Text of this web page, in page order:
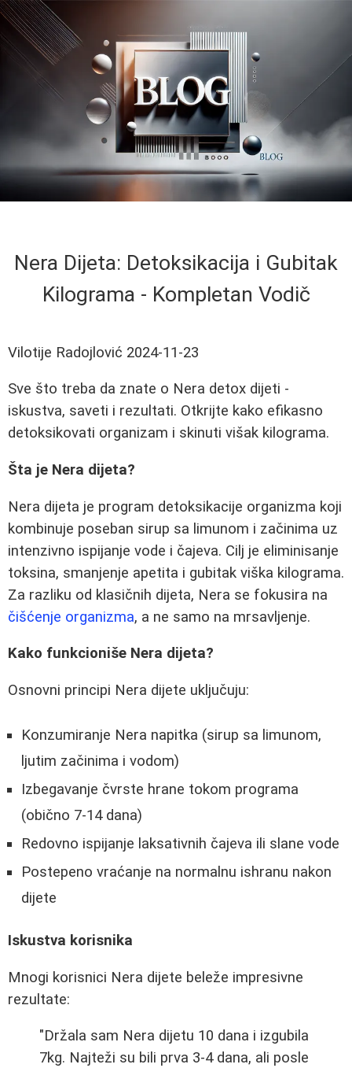
Nera Dijeta: Detoksikacija i Gubitak
Kilograma - Kompletan Vodič
Vilotije Radojlović 2024-11-23
Sve što treba da znate o Nera detox dijeti -
iskustva, saveti i rezultati. Otkrijte kako efikasno
detoksikovati organizam i skinuti višak kilograma.
Šta je Nera dijeta?
Nera dijeta je program detoksikacije organizma koji
kombinuje poseban sirup sa limunom i začinima uz
intenzivno ispijanje vode i čajeva. Cilj je eliminisanje
toksina, smanjenje apetita i gubitak viška kilograma.
Za razliku od klasičnih dijeta, Nera se fokusira na
čišćenje organizma, a ne samo na mrsavljenje.
Kako funkcioniše Nera dijeta?
Osnovni principi Nera dijete uključuju:
Konzumiranje Nera napitka (sirup sa limunom,
ljutim začinima i vodom)
Izbegavanje čvrste hrane tokom programa
(obično 7-14 dana)
Redovno ispijanje laksativnih čajeva ili slane vode
Postepeno vraćanje na normalnu ishranu nakon
dijete
Iskustva korisnika
Mnogi korisnici Nera dijete beleže impresivne
rezultate:
"Držala sam Nera dijetu 10 dana i izgubila
7kg. Najteži su bili prva 3-4 dana, ali posle